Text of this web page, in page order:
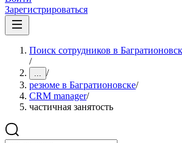
Зарегистрироваться
Поиск сотрудников в
/
... /
резюме в Багратионовске/
CRM manager/
частичная занятость